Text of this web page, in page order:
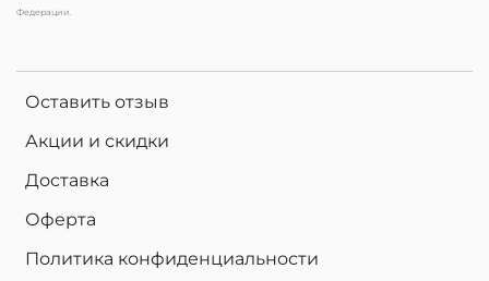
Оставить отзыв
Акции и скидки
Доставка
Оферта
Политика конфиденциальности
Федерации.